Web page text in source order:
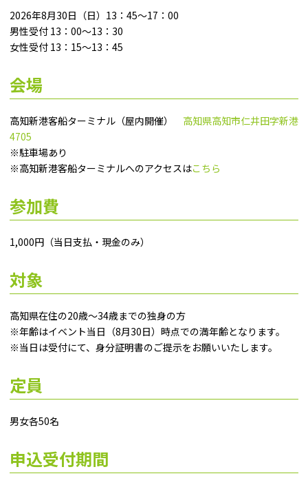
2026年8月30日（日）13：45～17：00
男性受付 13：00～13：30
女性受付 13：15～13：45
会場
高知新港客船ターミナル（屋内開催） 高知県高知市仁井田字新港
4705
※駐車場あり
※高知新港客船ターミナルへのアクセスはこちら
参加費
1,000円（当日支払・現金のみ）
対象
高知県在住の20歳～34歳までの独身の方
※年齢はイベント当⽇（8月30日）時点での満年齢となります。
※当⽇は受付にて、⾝分証明書のご提⽰をお願いいたします。
定員
男女各50名
申込受付期間